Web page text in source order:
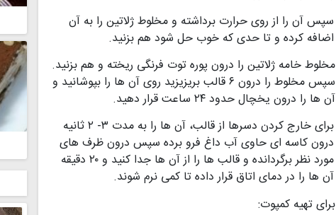
سپس آن را از روی حرارت برداشته و مخلوط ژلاتین را به آن
اضافه کرده و تا حدی که خوب حل شود هم بزنید.
مخلوط خامه ژلاتین را درون پوره توت فرنگی ریخته و هم بزنید.
سپس مخلوط را درون ۶ قالب بریزیزید روی آن ها را بپوشانید و
آن ها را درون یخچال حدود ۲۴ ساعت قرار دهید.
برای خارج کردن دسرها از قالب، آن ها را به مدت ۳- ۲ ثانیه
درون کاسه ای حاوی آب داغ فرو برده سپس درون ظرف های
مورد نظر برگردانده و قالب ها را از آن ها جدا کنید و ۲۰ دقیقه
آن ها را در دمای اتاق قرار داده تا کمی نرم شوند.
برای تهیه کمپوت: